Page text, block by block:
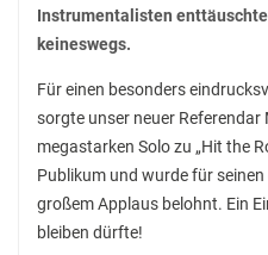
Förderverein
Ziele des Fördervereins
Neue Fünftklässler*innen
Unsere Schule
Instrumentalisten
keineswegs.
Für einen besonders
sorgte unser neuer
megastarken Solo zu „Hit the
Publikum und wurde für
großem Applaus belohnt. Ein
bleiben dürfte!